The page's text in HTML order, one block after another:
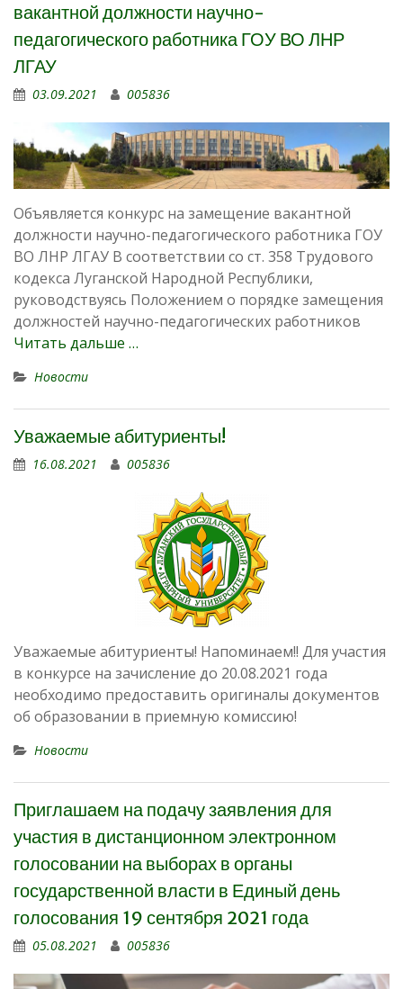
вакантной должности научно-
педагогического работника ГОУ ВО ЛНР
ЛГАУ
03.09.2021 005836
Объявляется конкурс на замещение вакантной
должности научно-педагогического работника ГОУ
ВО ЛНР ЛГАУ В соответствии со ст. 358 Трудового
кодекса Луганской Народной Республики,
руководствуясь Положением о порядке замещения
должностей научно-педагогических работников
Читать дальше …
Новости
Уважаемые абитуриенты!
16.08.2021 005836
Уважаемые абитуриенты! Напоминаем!! Для участия
в конкурсе на зачисление до 20.08.2021 года
необходимо предоставить оригиналы документов
об образовании в приемную комиссию!
Новости
Приглашаем на подачу заявления для
участия в дистанционном электронном
голосовании на выборах в органы
государственной власти в Единый день
голосования 19 сентября 2021 года
05.08.2021 005836